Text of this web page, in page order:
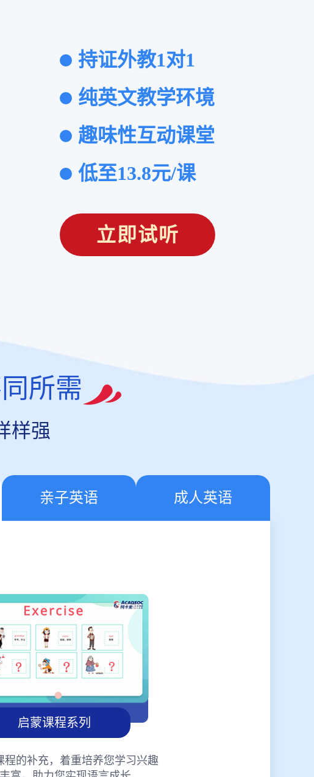
持证外教1对1
纯英文教学环境
趣味性互动课堂
低至13.8元/课
立即试听
所需
样强
亲子英语 成人英语
启蒙课程系列
程的补充，着重培养您学习兴趣